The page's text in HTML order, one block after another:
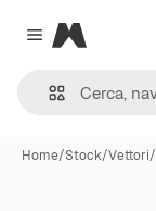
Close menu
Magnific
Home/Stock/Vettori/